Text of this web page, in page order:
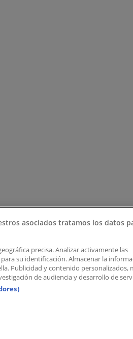
asociados tratamos los datos
precisa. Analizar activamente las
su identificación. Almacenar la
Publicidad y contenido personalizados,
de audiencia y desarrollo de